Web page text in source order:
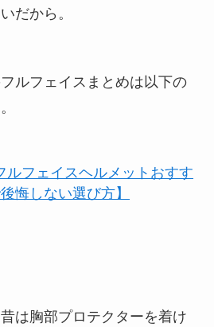
だから。
ルフェイスまとめは以下の
ルフェイスヘルメットおすす
悔しない選び方】
は胸部プロテクターを着け